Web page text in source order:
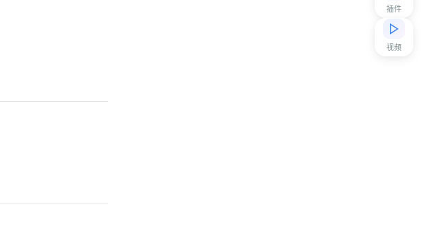
插件
视频